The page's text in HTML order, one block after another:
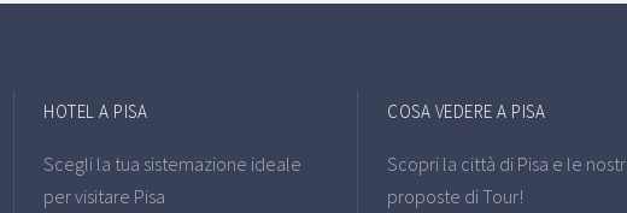
HOTEL A PISA
Scegli la tua sistemazione ideale
per visitare Pisa
COSA VEDERE A PISA
Scopri la città di Pisa e le
proposte di Tour!